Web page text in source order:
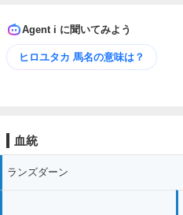
Agent i に聞いてみよう
ヒロユタカ 馬名の意味は？
血統
ランズダーン